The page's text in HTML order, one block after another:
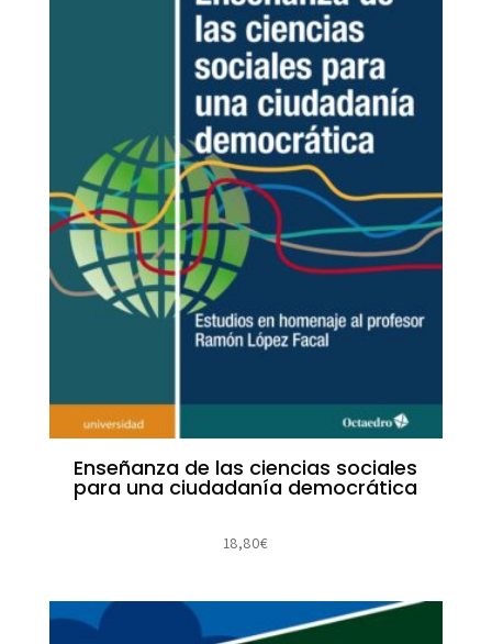
Enseñanza de las ciencias sociales
para una ciudadanía democrática
18,80€